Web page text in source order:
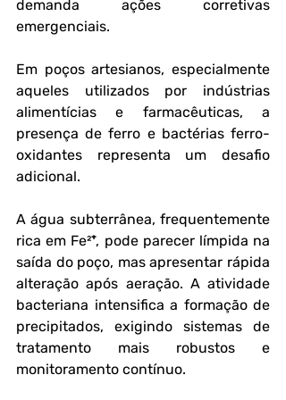
demanda ações corretivas
emergenciais.
Em poços artesianos, especialmente
aqueles utilizados por indústrias
alimentícias e farmacêuticas, a
presença de ferro e bactérias ferro-
oxidantes representa um desafio
adicional.
A água subterrânea, frequentemente
rica em Fe²⁺, pode parecer límpida na
saída do poço, mas apresentar rápida
alteração após aeração. A atividade
bacteriana intensifica a formação de
precipitados, exigindo sistemas de
tratamento mais robustos e
monitoramento contínuo.